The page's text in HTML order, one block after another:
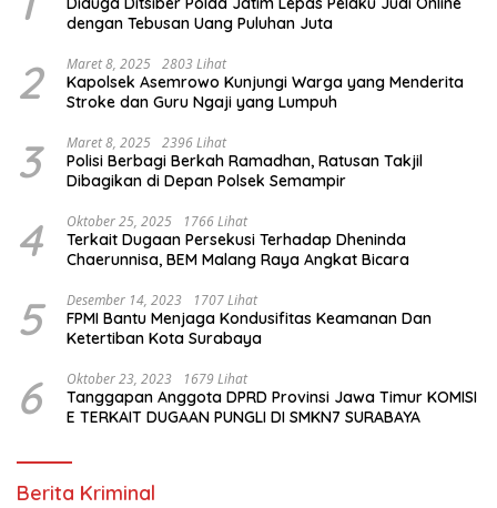
dengan Tebusan Uang Puluhan Juta
2 Maret 8, 2025 2803 Lihat
Kapolsek Asemrowo Kunjungi Warga yang Menderita
Stroke dan Guru Ngaji yang Lumpuh
3 Maret 8, 2025 2396 Lihat
Polisi Berbagi Berkah Ramadhan, Ratusan Takjil
Dibagikan di Depan Polsek Semampir
4 Oktober 25, 2025 1766 Lihat
Terkait Dugaan Persekusi Terhadap Dheninda
Chaerunnisa, BEM Malang Raya Angkat Bicara
5 Desember 14, 2023 1707 Lihat
FPMI Bantu Menjaga Kondusifitas Keamanan Dan
Ketertiban Kota Surabaya
6 Oktober 23, 2023 1679 Lihat
Tanggapan Anggota DPRD Provinsi Jawa Timur KOMISI
E TERKAIT DUGAAN PUNGLI DI SMKN7 SURABAYA
Berita Kriminal